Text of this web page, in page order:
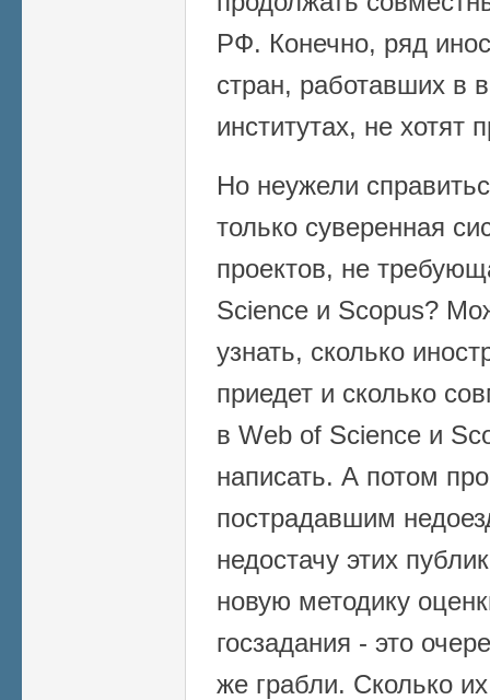
РФ. Конечно, ряд
стран, работавших в
институтах, не хотят
Но неужели
только суверенная
проектов, не
Science и Scopus?
узнать, сколько
приедет и сколько
в Web of Science и
написать. А потом
пострадавшим
недостачу этих
новую методику
госзадания - это
же грабли. Сколько